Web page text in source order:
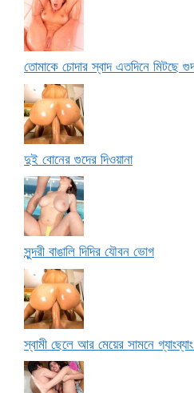
তোমাকে চোদার স্বাদ এতদিনে মিটছে
দুই বোনের গুদের দিওয়ানা
সুন্দরী বাঙালি দিদির যৌবন ভোগ
স্বামী ছেলে আর মেয়ের সামনে